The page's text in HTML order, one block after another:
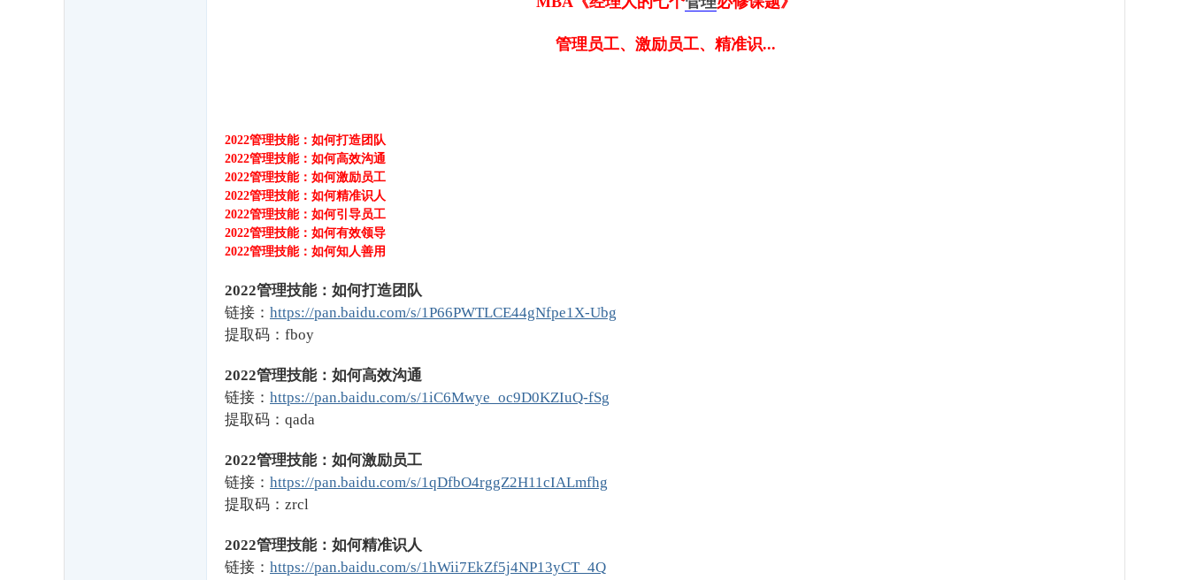
管理员工、激励员工、精准识...
2022管理技能：如何打造团队
2022管理技能：如何高效沟通
2022管理技能：如何激励员工
2022管理技能：如何精准识人
2022管理技能：如何引导员工
2022管理技能：如何有效领导
2022管理技能：如何知人善用
2022管理技能：如何打造团队
链接： https://pan.baidu.com/s/1P66PWTLCE44gNfpe1X-Ubg
提取码：fboy
2022管理技能：如何高效沟通
链接： https://pan.baidu.com/s/1iC6Mwye_oc9D0KZIuQ-fSg
提取码：qada
2022管理技能：如何激励员工
链接： https://pan.baidu.com/s/1qDfbO4rggZ2H11cIALmfhg
提取码：zrcl
2022管理技能：如何精准识人
链接： https://pan.baidu.com/s/1hWii7EkZf5j4NP13yCT_4Q